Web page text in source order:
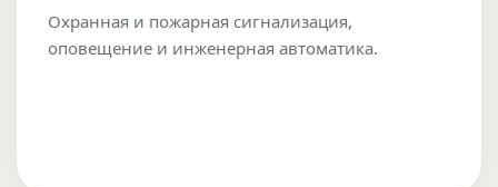
Охранная и пожарная сигнализация,
оповещение и инженерная автоматика.